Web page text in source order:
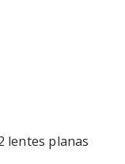
lentes planas